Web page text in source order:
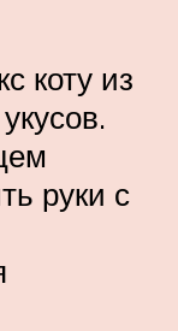
коту из
руки с